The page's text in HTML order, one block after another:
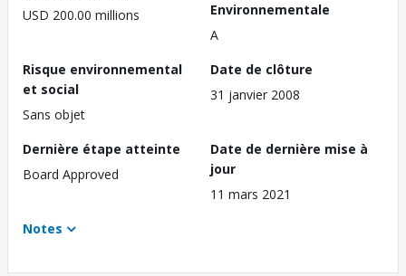
USD 200.00 millions
Environnementale
A
Risque environnemental
et social
Sans objet
Date de clôture
31 janvier 2008
Dernière étape atteinte
Board Approved
Date de dernière mise à
jour
11 mars 2021
Notes